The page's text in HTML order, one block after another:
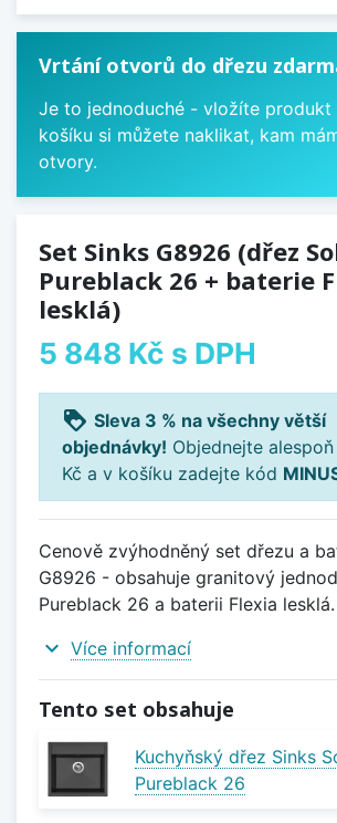
Vrtání otvorů do dřezu
Je to jednoduché - vložíte produkt
košíku si můžete naklikat, kam
otvory.
Set Sinks G8926 (dřez
Pureblack 26 + baterie
lesklá)
5 848 Kč s DPH
loyalty Sleva 3 % na všechny větší
objednávky! Objednejte
Kč a v košíku zadejte kód
Cenově zvýhodněný set dřezu a
G8926 - obsahuje granitový
Pureblack 26 a baterii Flexia lesklá.
expand_more Více informací
Tento set obsahuje
Kuchyňský dřez Sinks
Pureblack 26